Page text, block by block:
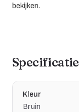
bekijken.
Kleur
Bruin